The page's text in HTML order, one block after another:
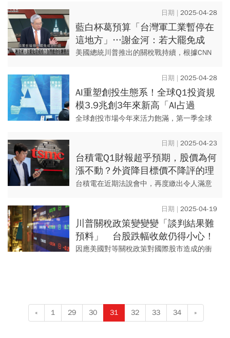
不明。 在不確定的環境中，二○一八年中美
貿易戰的「經驗值」...
2025-04-28
藍白杯葛預算「台灣軍工業暫停在
這地方」…謝金河：若大罷免成
功，後面會有很大的翻騰行情
美國總統川普推出的關稅戰持續，根據CNN
統就職百日最低。 呂張投資團隊總監呂宗耀
在財信傳媒董...
2025-04-28
AI重塑創投生態系！全球Q1投資規
模3.9兆創3年來新高「AI占過
半」：這領域已乏人問津
全球創投市場今年來活力飽滿，第一季全球
台幣），創下2022年第二季以來的新高，其
中逾半數資金流...
2025-04-23
台積電Q1財報超乎預期，股價為何
漲不動？外資降目標價不降評的理
由：短線雜音、長線隱憂一次看
台積電在近期法說會中，再度繳出令人滿意
積電今年營運可望達標，而關稅問題因台積
電有無可取代的地位，盼能降...
2025-04-19
川普關稅政策變變變「談判結果難
預料」 台股跌幅收斂仍得小心！
金管會宣布：限空令3措施再延長
因應美國對等關稅政策對國際股市造成的衝
« 1 29 30 31 32 33 34 »